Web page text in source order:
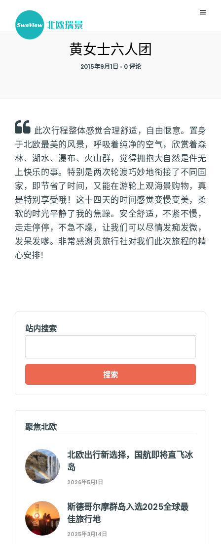
黄女士六人团
2015年9月1日 • 0 评论
此次行程整体感觉合理舒适，自由惬意。置身
于北欧最美的风景，呼吸着纯净的空气，欣赏着森
林、湖水、瀑布、火山群，觉得拥抱大自然是件无
上快乐的事。特别是两次轮渡巧妙地衔接了不同国
家，即节省了时间，又能在游轮上观海景购物，真
是特别享受哦！这十四天的时间感觉变慢变美，柔
软的时光平静了我的焦躁。安全舒适，不紧不慢，
走走停停，不急不燥，让我们可以尽情发痴发微，
发呆发嗲。非常感谢贵旅行社对我们此次旅程的精
心安排！
站内搜索
搜
聚焦北欧
北欧出行新选择，国航即将直飞冰
岛
2026年5月1日
斯德哥尔摩群岛入选2025全球最
佳旅行地
2025年3月14日